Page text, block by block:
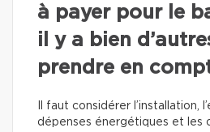
à payer pour le
il y a bien
prendre en
Il faut considérer l’installation,
dépenses énergétiques et les